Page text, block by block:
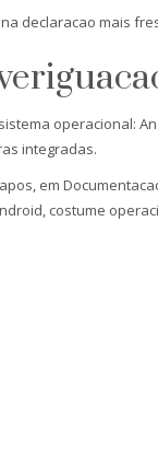
declaracao mais
operacional:
integradas.
em
costume